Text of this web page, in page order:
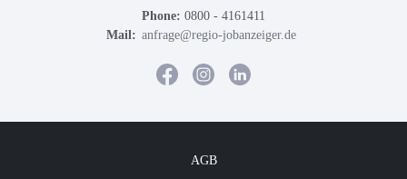
Phone: 0800 - 4161411
Mail: anfrage@regio-jobanzeiger.de
AGB